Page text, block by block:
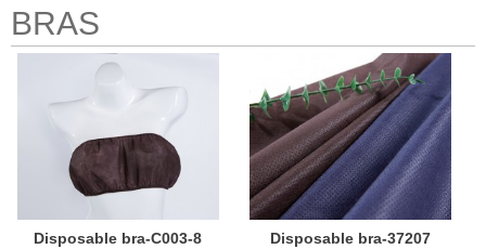
BRAS
Disposable bra-C003-8 Disposable bra-37207